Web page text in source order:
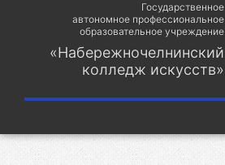
Государственное
автономное профессиональное
образовательное учреждение
«Набережночелнинский
колледж искусств»